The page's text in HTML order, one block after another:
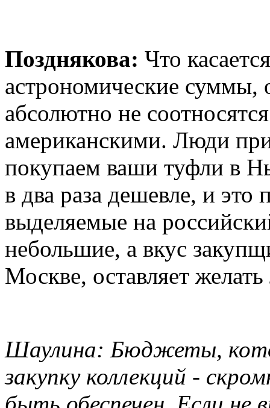
Позднякова: Что
астрономические суммы,
абсолютно не
американскими. Люди
покупаем ваши туфли в
в два раза дешевле, и это
выделяемые на
небольшие, а вкус
Москве, оставляет
Шаулина: Бюджеты,
закупку коллекций -